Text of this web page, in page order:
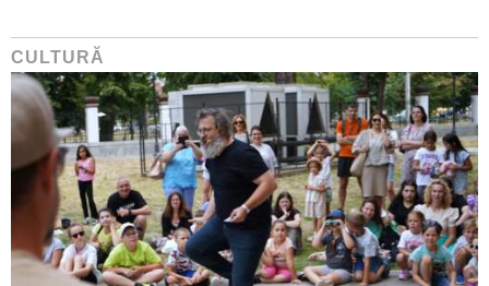
CULTURĂ